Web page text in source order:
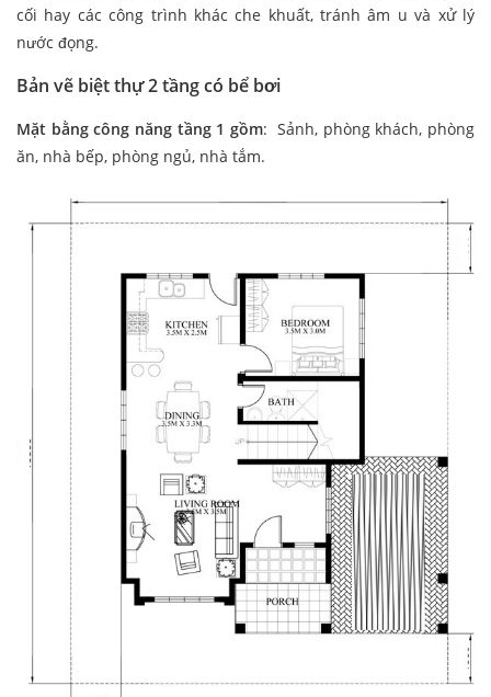
cối hay các công trình khác che khuất, tránh âm u và xử lý
nước đọng.
Bản vẽ biệt thự 2 tầng có bể bơi
Mặt bằng công năng tầng 1 gồm: Sảnh, phòng khách, phòng
ăn, nhà bếp, phòng ngủ, nhà tắm.